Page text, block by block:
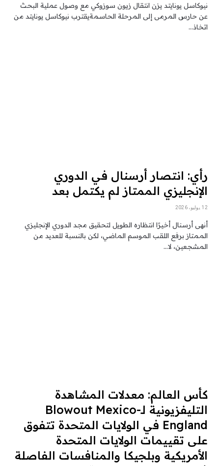
نيوكاسل يونايتد يزن انتقال زيون سوزوكي مع وصول عملية البحث
عن حارس المرمى إلى المرحلة الحاسمةيقترب نيوكاسل يونايتد من
اتخاذ…
رأي: انتصار أرسنال في الدوري
الإنجليزي الممتاز لم يكتمل بعد
12 يوليو، 2026
أنهى أرسنال أخيرًا انتظاره الطويل لتحقيق مجد الدوري الإنجليزي
الممتاز برفع اللقب الموسم الماضي، لكن بالنسبة للعديد من
المشجعين، لا…
كأس العالم: معدلات المشاهدة
التليفزيونية لـBlowout Mexico-
England في الولايات المتحدة تتفوق
على تقييمات الولايات المتحدة
الأمريكية وبلجيكا والمنافسات الفاصلة